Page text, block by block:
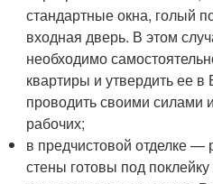
стандартные окна, голый
входная дверь. В этом
необходимо
квартиры и утвердить ее
проводить своими силами
рабочих;
в предчистовой отделке —
стены готовы под